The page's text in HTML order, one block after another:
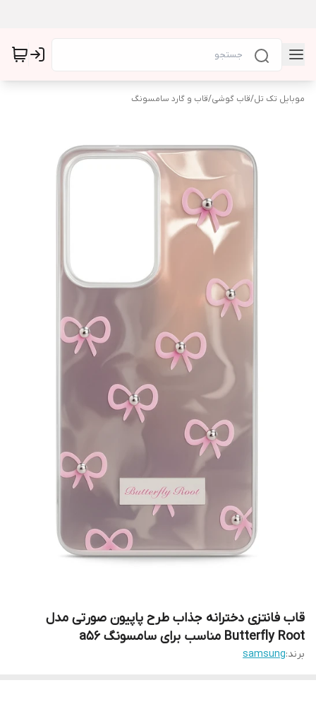
موبایل تک تل/قاب گوشی/قاب و گارد سامسونگ
قاب فانتزی دخترانه جذاب طرح پاپیون صورتی مدل
Butterfly Root مناسب برای سامسونگ a56
برند:samsung